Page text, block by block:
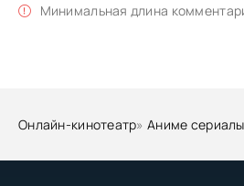
Минимальная длина
Онлайн-кинотеатр»Аниме сериалы